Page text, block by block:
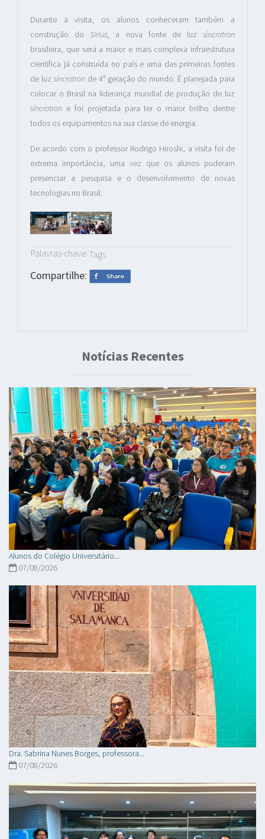
Durante a visita, os alunos conheceram também a
construção doSirius, a nova fonte de luz síncrotron
brasileira, que será a maior e mais complexa infraestrutura
científica já construída no país e uma das primeiras fontes
de luzsíncrotron de 4ª geração do mundo. É planejada para
colocar o Brasil na liderança mundial de produção de luz
síncrotron e foi projetada para ter o maior brilho dentre
todos os equipamentos na sua classe de energia.
De acordo com o professor Rodrigo Hiroshi, a visita foi de
extrema importância, uma vez que os alunos puderam
presenciar a pesquisa e o desenvolvimento de novas
tecnologias no Brasil.
Palavras-chave: Tags:
Compartilhe:
Notícias Recentes
Alunos do Colégio Universitário...
07/08/2026
Dra. Sabrina Nunes Borges, professora...
07/08/2026